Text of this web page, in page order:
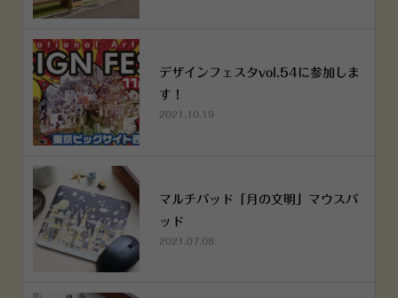
デザインフェスタvol.54に参加しま
す！
2021.10.19
マルチパッド「月の文明」マウスパ
ッド
2021.07.08